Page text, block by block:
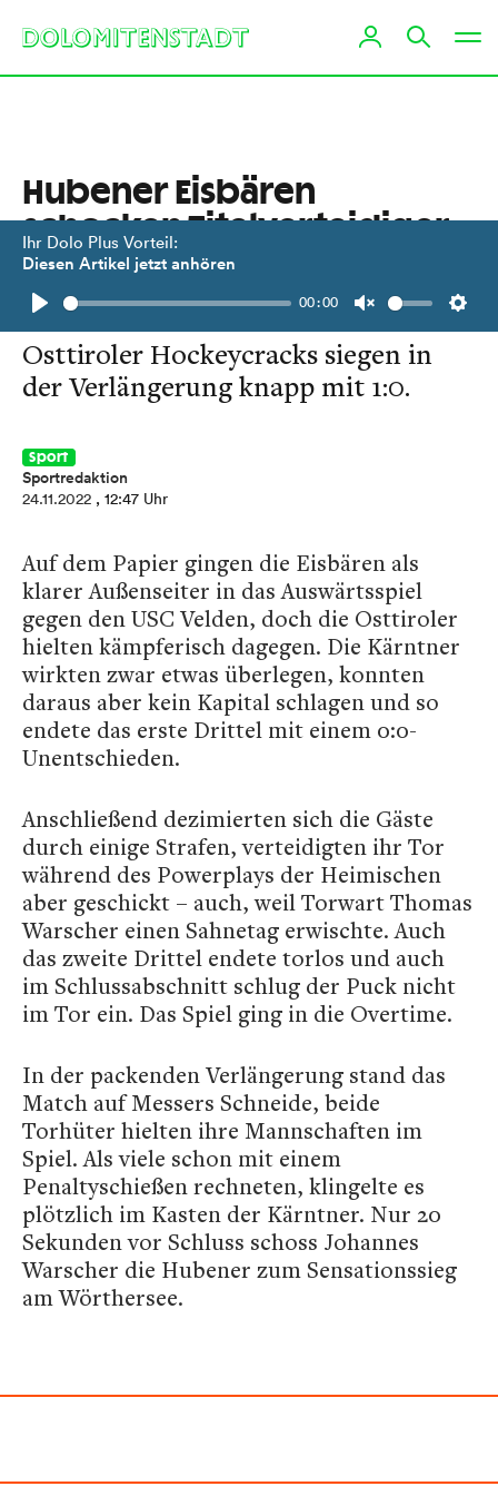
Ihr Dolo Plus Vorteil:
Diesen Artikel jetzt anhören
Play
00:00
Unmute
Hubener Eisbären
schocken Titelverteidiger
Velden
Sensation am Wörthersee: Die
Osttiroler Hockeycracks siegen in
der Verlängerung knapp mit 1:0.
Sport
Sportredaktion
24.11.2022 , 12:47 Uhr
Auf dem Papier gingen die Eisbären als
klarer Außenseiter in das Auswärtsspiel
gegen den USC Velden, doch die Osttiroler
hielten kämpferisch dagegen. Die Kärntner
wirkten zwar etwas überlegen, konnten
daraus aber kein Kapital schlagen und so
endete das erste Drittel mit einem 0:0-
Unentschieden.
Anschließend dezimierten sich die Gäste
durch einige Strafen, verteidigten ihr Tor
während des Powerplays der Heimischen
aber geschickt – auch, weil Torwart Thomas
Warscher einen Sahnetag erwischte. Auch
das zweite Drittel endete torlos und auch
im Schlussabschnitt schlug der Puck nicht
im Tor ein. Das Spiel ging in die Overtime.
In der packenden Verlängerung stand das
Match auf Messers Schneide, beide
Torhüter hielten ihre Mannschaften im
Spiel. Als viele schon mit einem
Penaltyschießen rechneten, klingelte es
plötzlich im Kasten der Kärntner. Nur 20
Sekunden vor Schluss schoss Johannes
Warscher die Hubener zum Sensationssieg
am Wörthersee.